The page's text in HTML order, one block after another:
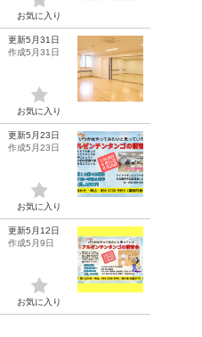
お気に入り
更新5月31日
作成5月31日
お気に入り
更新5月23日
作成5月23日
お気に入り
更新5月12日
作成5月9日
お気に入り